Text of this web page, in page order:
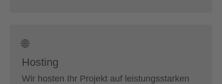
🌐
Hosting
Wir hosten Ihr Projekt auf leistungsstarken